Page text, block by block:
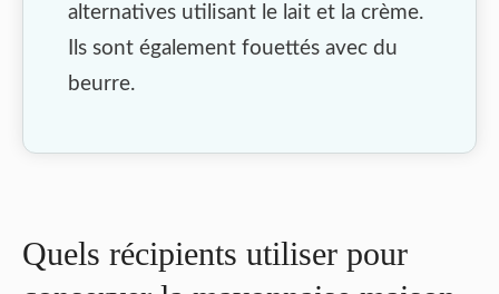
alternatives utilisant le lait et la crème.
Ils sont également fouettés avec du
beurre.
Quels récipients utiliser pour